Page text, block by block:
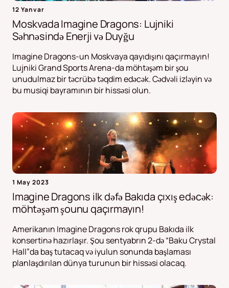
12 Yanvar
Moskvada Imagine Dragons: Lujniki
Səhnəsində Enerji və Duyğu
Imagine Dragons-un Moskvaya qayıdışını qaçırmayın!
Lujniki Grand Sports Arena-da möhtəşəm bir şou
unudulmaz bir təcrübə təqdim edəcək. Cədvəli izləyin və
bu musiqi bayramının bir hissəsi olun.
1 May 2023
Imagine Dragons ilk dəfə Bakıda çıxış edəcək:
möhtəşəm şounu qaçırmayın!
Amerikanın Imagine Dragons rok qrupu Bakıda ilk
konsertinə hazırlaşır. Şou sentyabrın 2-də “Baku Crystal
Hall”da baş tutacaq və iyulun sonunda başlaması
planlaşdırılan dünya turunun bir hissəsi olacaq.